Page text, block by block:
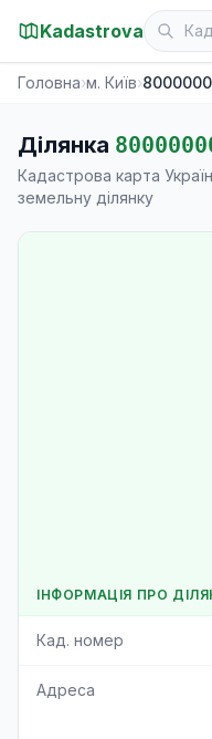
Kadastrova
Головна›м. Київ›
Ділянка
Кадастрова карта
земельну ділянку
ІНФОРМАЦІЯ ПРО
Кад. номер
Адреса